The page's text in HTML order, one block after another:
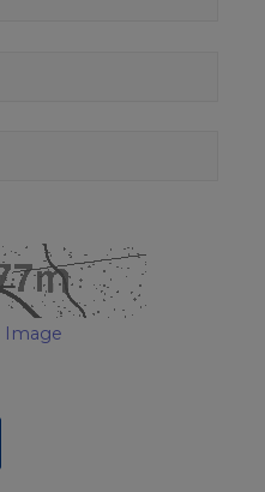
Image